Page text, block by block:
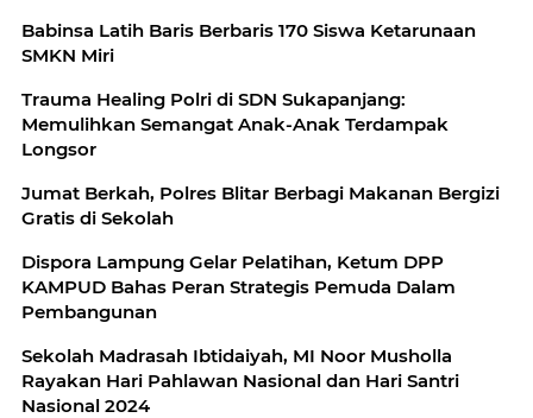
Babinsa Latih Baris Berbaris 170 Siswa Ketarunaan
SMKN Miri
Trauma Healing Polri di SDN Sukapanjang:
Memulihkan Semangat Anak-Anak Terdampak
Longsor
Jumat Berkah, Polres Blitar Berbagi Makanan Bergizi
Gratis di Sekolah
Dispora Lampung Gelar Pelatihan, Ketum DPP
KAMPUD Bahas Peran Strategis Pemuda Dalam
Pembangunan
Sekolah Madrasah Ibtidaiyah, MI Noor Musholla
Rayakan Hari Pahlawan Nasional dan Hari Santri
Nasional 2024